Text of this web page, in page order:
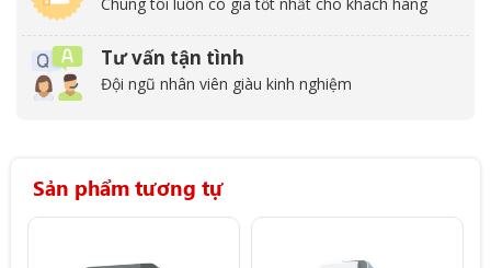
Tư vấn tận tình
Đội ngũ nhân viên giàu kinh nghiệm
Sản phẩm tương tự